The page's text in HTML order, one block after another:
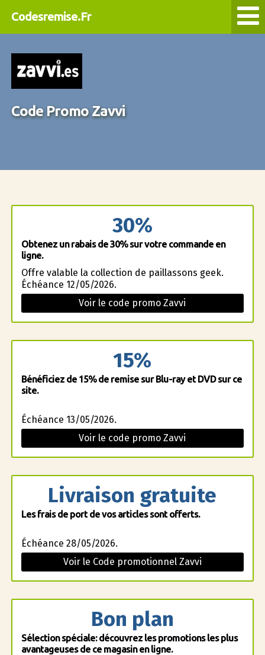
Codesremise.Fr
Code Promo Zavvi
30%
Obtenez un rabais de 30% sur votre commande en
ligne.
Offre valable la collection de paillassons geek.
Échéance 12/05/2026.
Voir le code promo Zavvi
15%
Bénéficiez de 15% de remise sur Blu-ray et DVD sur ce
site.
Échéance 13/05/2026.
Voir le code promo Zavvi
Livraison gratuite
Les frais de port de vos articles sont offerts.
Échéance 28/05/2026.
Voir le Code promotionnel Zavvi
Bon plan
Sélection spéciale: découvrez les promotions les plus
avantageuses de ce magasin en ligne.